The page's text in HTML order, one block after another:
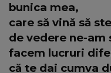
bunica mea,
care să vină să
de vedere ne-am
facem lucruri
că te dai cumva